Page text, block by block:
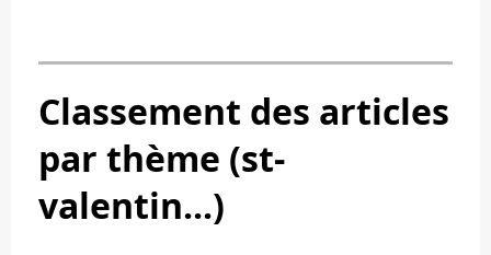
Classement des articles
par thème (st-
valentin...)